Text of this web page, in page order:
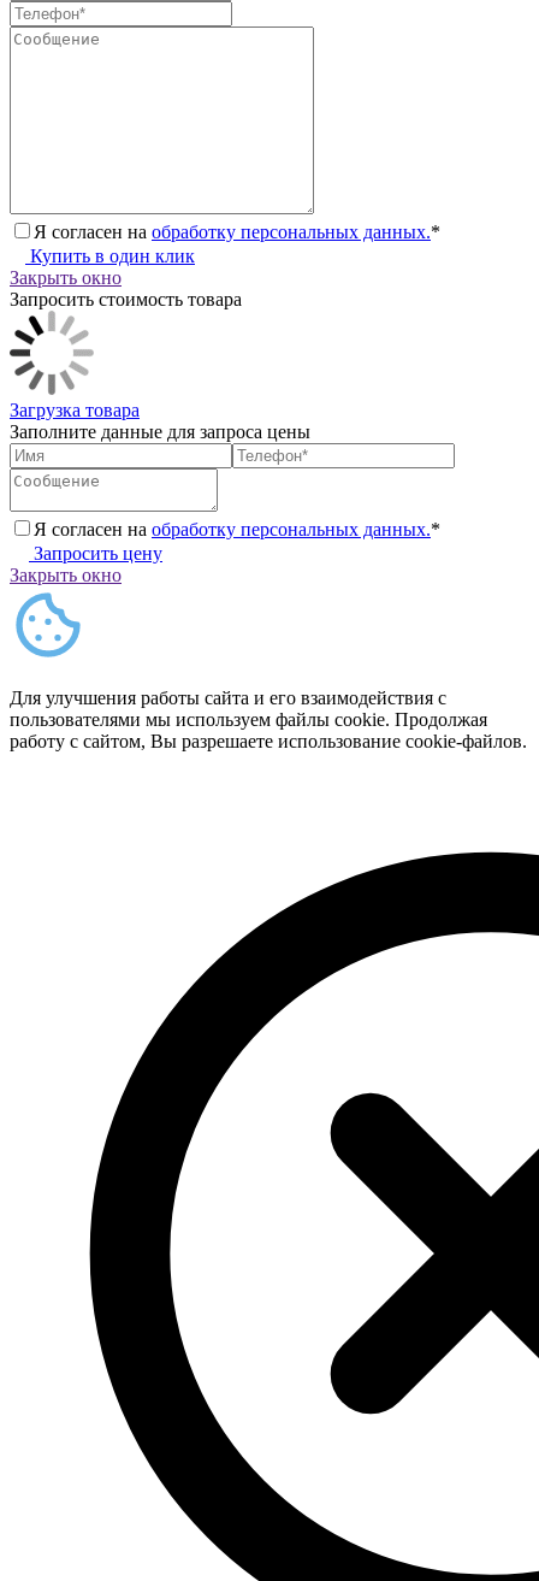
Я согласен на обработку персональных данных.*
Купить в один клик
Закрыть окно
Запросить стоимость товара
Загрузка товара
Заполните данные для запроса цены
Я согласен на обработку персональных данных.*
Запросить цену
Закрыть окно
Для улучшения работы сайта и его взаимодействия с
пользователями мы используем файлы cookie. Продолжая
работу с сайтом, Вы разрешаете использование cookie-файлов.